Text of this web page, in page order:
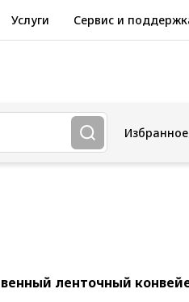
Услуги Сервис и
Избранное
ленточный